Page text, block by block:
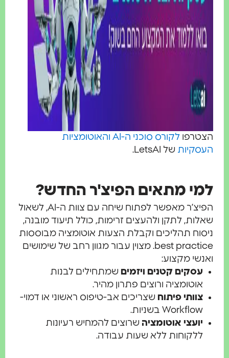
לקורס סוכני ה-AI והאוטומציות
של LetsAI.
מתאים הפיצ'ר החדש?
הפיצ’ר מאפשר לפתוח שיחה עם צוות ה-AI, לשאול
לתקן ולהעצים זרימות, כולל תיעוד מובנה,
תהליכים וקבלת הצעות אוטומציה מבוססות
best practice. מצוין עבור מגוון רחב של שימושים
מקצוע:
עסקים קטנים ויזמים שמתחילים לבנות
אוטומציה ורוצים פתרון מהיר.
צוותי פיתוח שצריכים אב-טיפוס ראשוני או דמוי-
Workflow בשניות.
יועצי אוטומציהשרוצים להמחיש רעיונות
ללקוחות ללא שעות עבודה.